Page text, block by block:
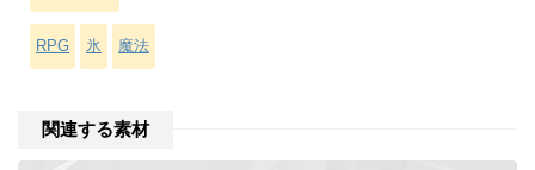
RPG 氷 魔法
関連する素材